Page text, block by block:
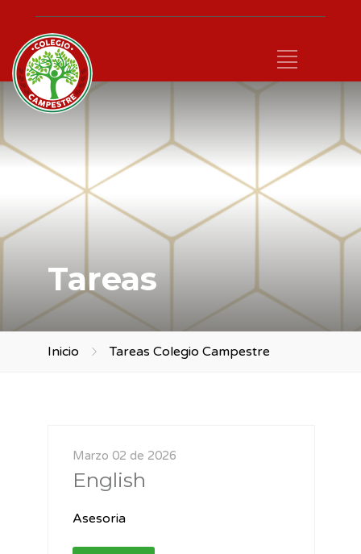
Tareas
Inicio Tareas Colegio Campestre
Marzo 02 de 2026
English
Asesoria